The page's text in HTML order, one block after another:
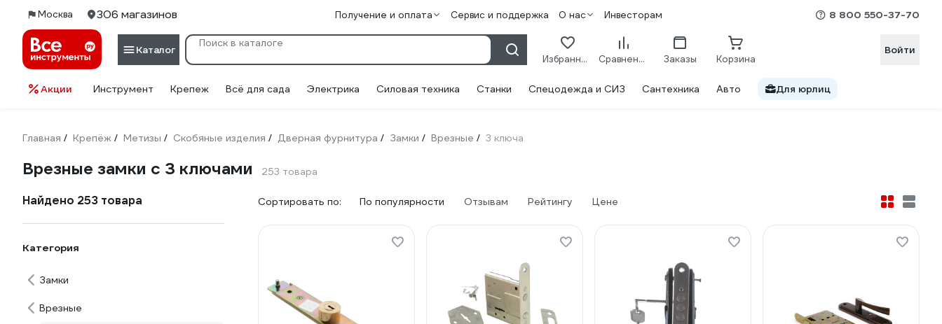
Москва 306 магазинов Получение и оплата Сервис и поддержка О нас Инвесторам 8 800 550-37-70
Каталог
Избранное Сравнение Заказы Корзина
Войти
Акции Инструмент Крепеж Всё для сада Электрика Силовая техника Станки Спецодежда и СИЗ Сантехника Авто Для юрлиц
Главная / Крепёж / Метизы / Скобяные изделия / Дверная фурнитура / Замки / Врезные / 3 ключа
Врезные замки с 3 ключами 253 товара
Найдено 253 товара
Категория
Замки
Врезные
Сортировать по: По популярности Отзывам Рейтингу Цене